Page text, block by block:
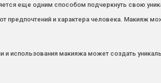
еще одним способом подчеркнуть свою
предпочтений и характера человека. Макияж
и использования макияжа может создать